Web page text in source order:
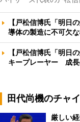
【戸松信博氏「明日
導体の製造に不可欠
【戸松信博氏「明日
キープレーヤー 成
田代尚機のチャ
厳しい